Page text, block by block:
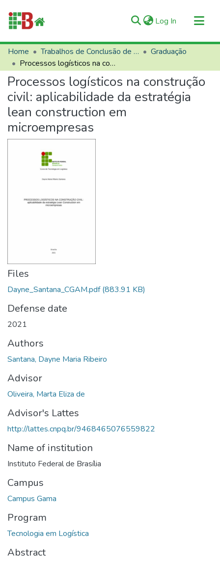
Log In (current)
Communities & Collections
All of RIIFB
Manuals and Terms
Statistics
About RIIFB
Help
Home Trabalhos de Conclusão de Curso (TCCs)
Graduação
Processos logísticos na construção civil: aplicabilidade da estratégia lean construction em microempresas
Processos logísticos na construção
civil: aplicabilidade da estratégia
lean construction em
microempresas
Files
Dayne_Santana_CGAM.pdf(883.91 KB)
Defense date
2021
Authors
Santana, Dayne Maria Ribeiro
Advisor
Oliveira, Marta Eliza de
Advisor's Lattes
http://lattes.cnpq.br/9468465076559822
Name of institution
Instituto Federal de Brasília
Campus
Campus Gama
Program
Tecnologia em Logística
Abstract